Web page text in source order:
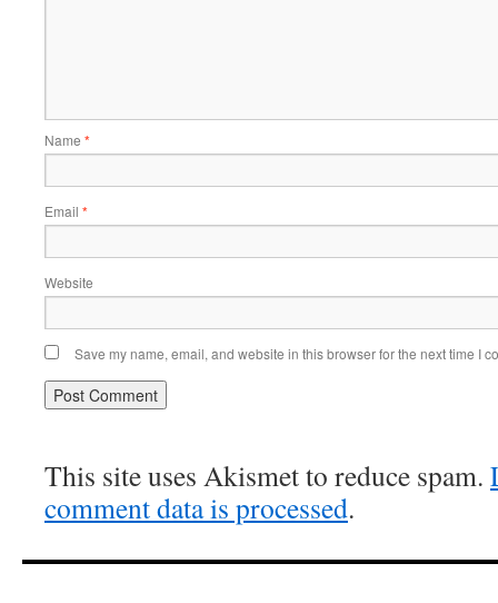
Name *
Email *
Website
Save my name, email, and website in this browser for the next time I
This site uses Akismet to reduce spam.
comment data is processed.